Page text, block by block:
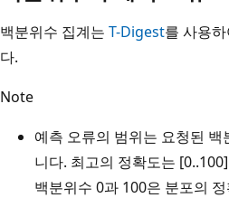
백분위수 집계는 T-Digest를 사용
다.
Note
예측 오류의 범위는 요청된
니다. 최고의 정확도는
백분위수 0과 100은 분포의